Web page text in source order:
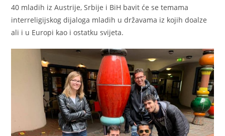
40 mladih iz Austrije, Srbije i BiH bavit će se temama
interreligijskog dijaloga mladih u državama iz kojih doalze
ali i u Europi kao i ostatku svijeta.